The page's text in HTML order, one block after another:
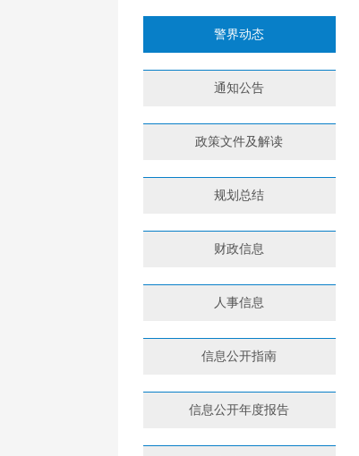
警界动态
通知公告
政策文件及解读
规划总结
财政信息
人事信息
信息公开指南
信息公开年度报告